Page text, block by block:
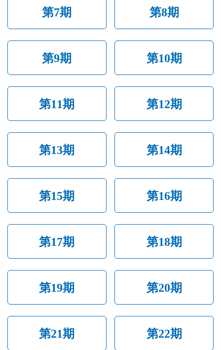
第7期 第8期
第9期 第10期
第11期 第12期
第13期 第14期
第15期 第16期
第17期 第18期
第19期 第20期
第21期 第22期